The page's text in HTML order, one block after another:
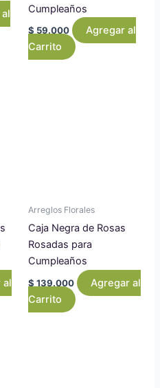
Cumpleaños
$ 59.000
Agregar al
Carrito
al
Arreglos Florales
Caja Negra de Rosas
Rosadas para
Cumpleaños
$ 139.000
Agregar al
Carrito